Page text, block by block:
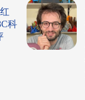
科